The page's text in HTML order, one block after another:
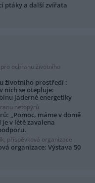
ptáky a další zvířata
ochranu životního
životního prostředí :
nich se otepluje:
jaderné energetiky
netopýrů
„Pomoc, máme v domě
je v létě zavalena
příspěvková organizace
organizace: Výstava 50